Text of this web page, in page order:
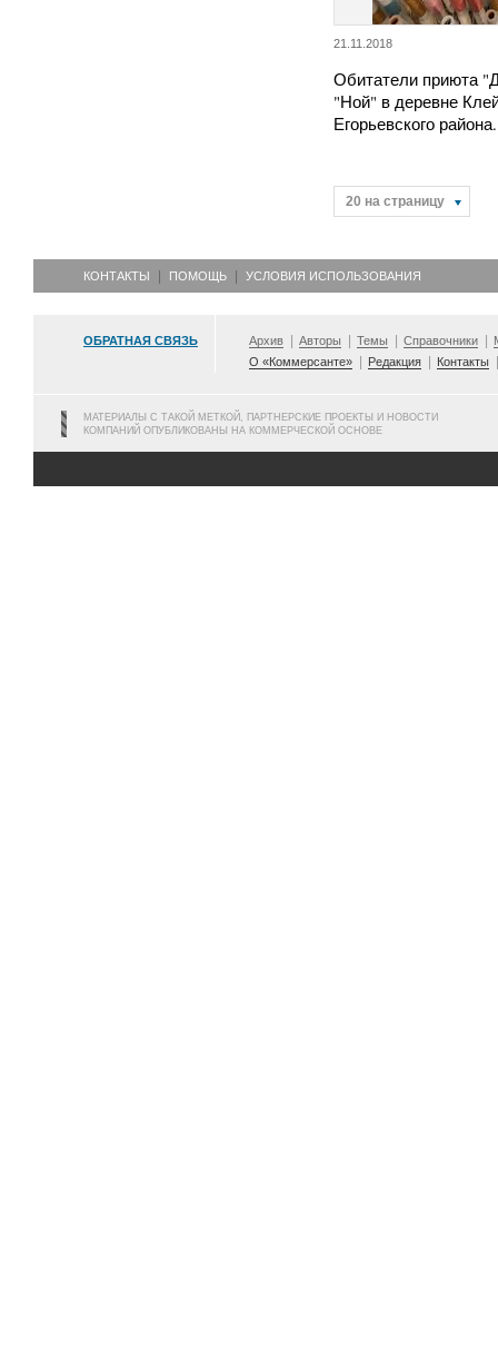
21.11.2018
Обитатели приюта
"Ной" в деревне
Егорьевского района.
20 на страницу
КОНТАКТЫ ПОМОЩЬ УСЛОВИЯ ИСПОЛЬЗОВАНИЯ
ОБРАТНАЯ СВЯЗЬ Архив Авторы Темы Справочники
О «Коммерсанте»
Редакция Контакты
МАТЕРИАЛЫ С ТАКОЙ МЕТКОЙ, ПАРТНЕРСКИЕ ПРОЕКТЫ И НОВОСТИ
КОМПАНИЙ ОПУБЛИКОВАНЫ НА КОММЕРЧЕСКОЙ ОСНОВЕ